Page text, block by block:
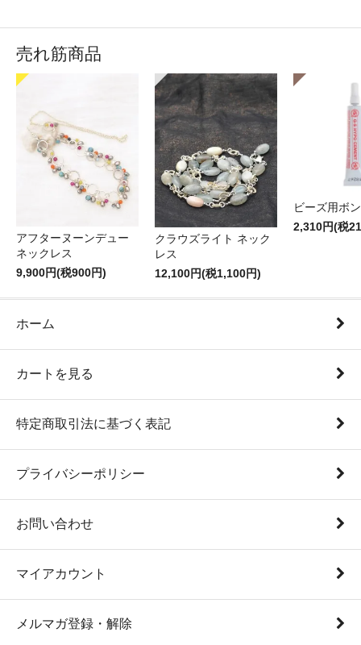
売れ筋商品
アフターヌーンデュー
ネックレス
9,900円(税900円)
クラウズライト ネック
レス
12,100円(税1,100円)
ビーズ用ボ
2,310円(税
ホーム
カートを見る
特定商取引法に基づく表記
プライバシーポリシー
お問い合わせ
マイアカウント
メルマガ登録・解除